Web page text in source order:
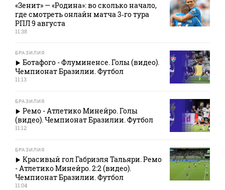
«Зенит» — «Родина»: во сколько начало,
где смотреть онлайн матча 3‑го тура
РПЛ 9 августа
11:38
БРАЗИЛИЯ
Ботафого - Флуминенсе. Голы (видео).
Чемпионат Бразилии. Футбол
11:13
БРАЗИЛИЯ
Ремо - Атлетико Минейро. Голы
(видео). Чемпионат Бразилии. Футбол
11:12
БРАЗИЛИЯ
Красивый гол Габриэля Тальяри. Ремо
- Атлетико Минейро. 2:2 (видео).
Чемпионат Бразилии. Футбол
11:04